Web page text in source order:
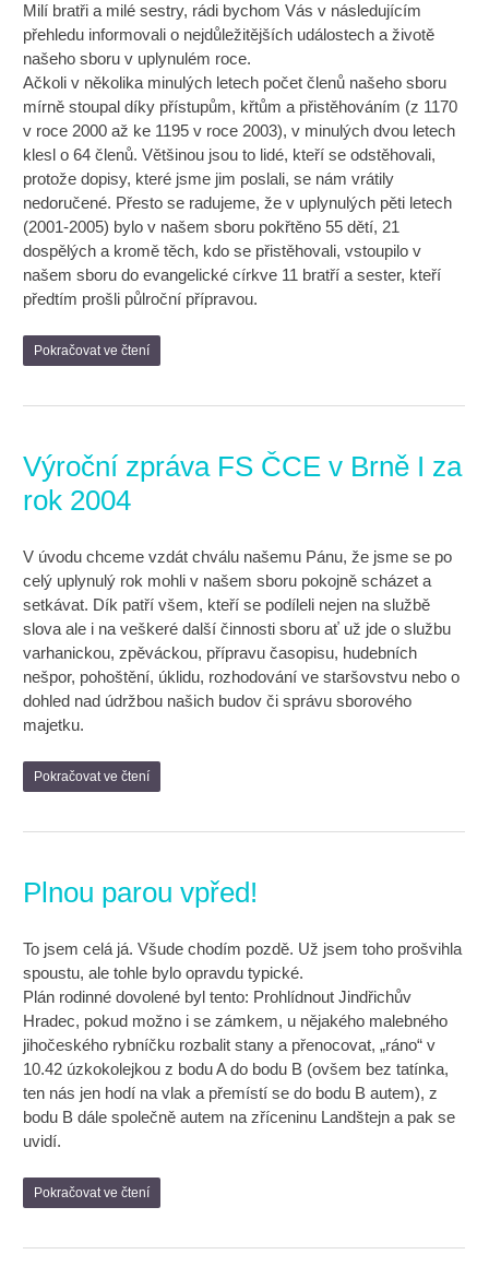
Milí bratři a milé sestry, rádi bychom Vás v následujícím
přehledu informovali o nejdůležitějších událostech a životě
našeho sboru v uplynulém roce.
Ačkoli v několika minulých letech počet členů našeho sboru
mírně stoupal díky přístupům, křtům a přistěhováním (z 1170
v roce 2000 až ke 1195 v roce 2003), v minulých dvou letech
klesl o 64 členů. Většinou jsou to lidé, kteří se odstěhovali,
protože dopisy, které jsme jim poslali, se nám vrátily
nedoručené. Přesto se radujeme, že v uplynulých pěti letech
(2001-2005) bylo v našem sboru pokřtěno 55 dětí, 21
dospělých a kromě těch, kdo se přistěhovali, vstoupilo v
našem sboru do evangelické církve 11 bratří a sester, kteří
předtím prošli půlroční přípravou.
Pokračovat ve čtení
Výroční zpráva FS ČCE v Brně I za
rok 2004
V úvodu chceme vzdát chválu našemu Pánu, že jsme se po
celý uplynulý rok mohli v našem sboru pokojně scházet a
setkávat. Dík patří všem, kteří se podíleli nejen na službě
slova ale i na veškeré další činnosti sboru ať už jde o službu
varhanickou, zpěváckou, přípravu časopisu, hudebních
nešpor, pohoštění, úklidu, rozhodování ve staršovstvu nebo o
dohled nad údržbou našich budov či správu sborového
majetku.
Pokračovat ve čtení
Plnou parou vpřed!
To jsem celá já. Všude chodím pozdě. Už jsem toho prošvihla
spoustu, ale tohle bylo opravdu typické.
Plán rodinné dovolené byl tento: Prohlídnout Jindřichův
Hradec, pokud možno i se zámkem, u nějakého malebného
jihočeského rybníčku rozbalit stany a přenocovat, „ráno“ v
10.42 úzkokolejkou z bodu A do bodu B (ovšem bez tatínka,
ten nás jen hodí na vlak a přemístí se do bodu B autem), z
bodu B dále společně autem na zříceninu Landštejn a pak se
uvidí.
Pokračovat ve čtení